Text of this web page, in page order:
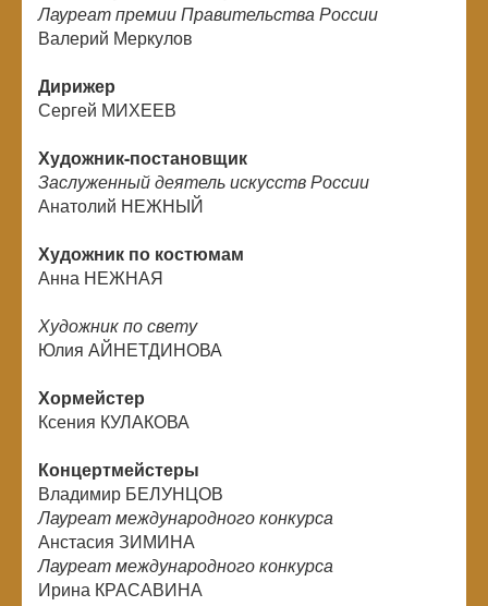
Лауреат премии Правительства России
Валерий Меркулов
Дирижер
Сергей МИХЕЕВ
Художник-постановщик
Заслуженный деятель искусств России
Анатолий НЕЖНЫЙ
Художник по костюмам
Анна НЕЖНАЯ
Художник по свету
Юлия АЙНЕТДИНОВА
Хормейстер
Ксения КУЛАКОВА
Концертмейстеры
Владимир БЕЛУНЦОВ
Лауреат международного конкурса
Анстасия ЗИМИНА
Лауреат международного конкурса
Ирина КРАСАВИНА